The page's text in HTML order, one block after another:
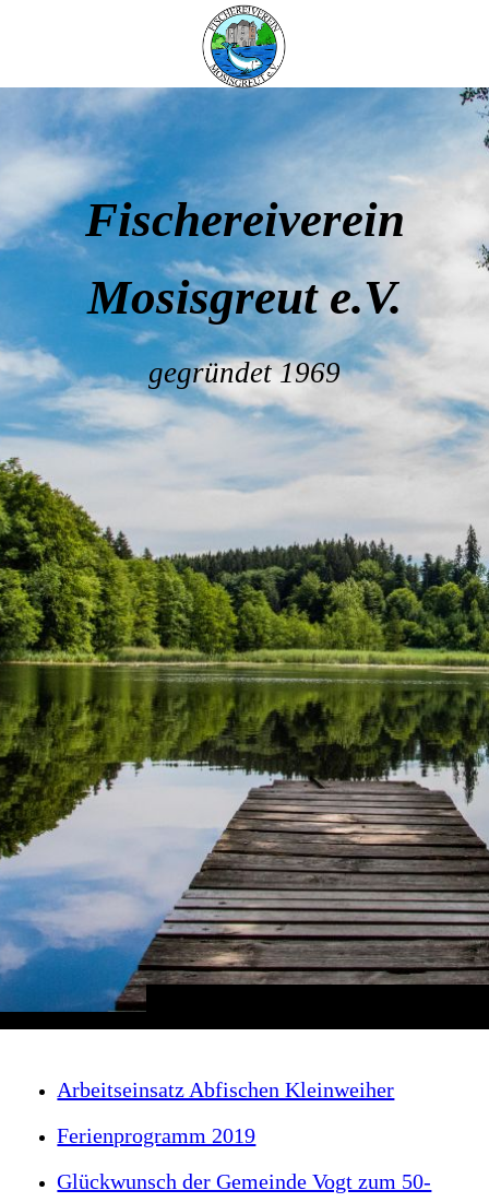
Fischereiverein
Mosisgreut e.V.
gegründet 1969
Arbeitseinsatz Abfischen Kleinweiher
Ferienprogramm 2019
Glückwunsch der Gemeinde Vogt zum 50-